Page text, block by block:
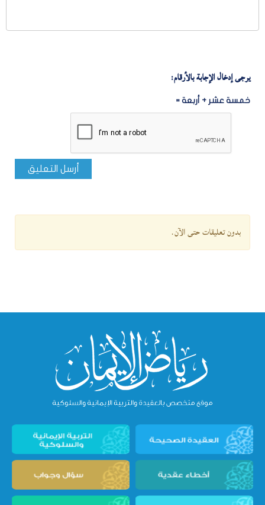
يرجى إدخال الإجابة بالأرقام:
خمسة عشر + أربعة =
أرسل التعليق
بدون تعليقات حتى الآن.